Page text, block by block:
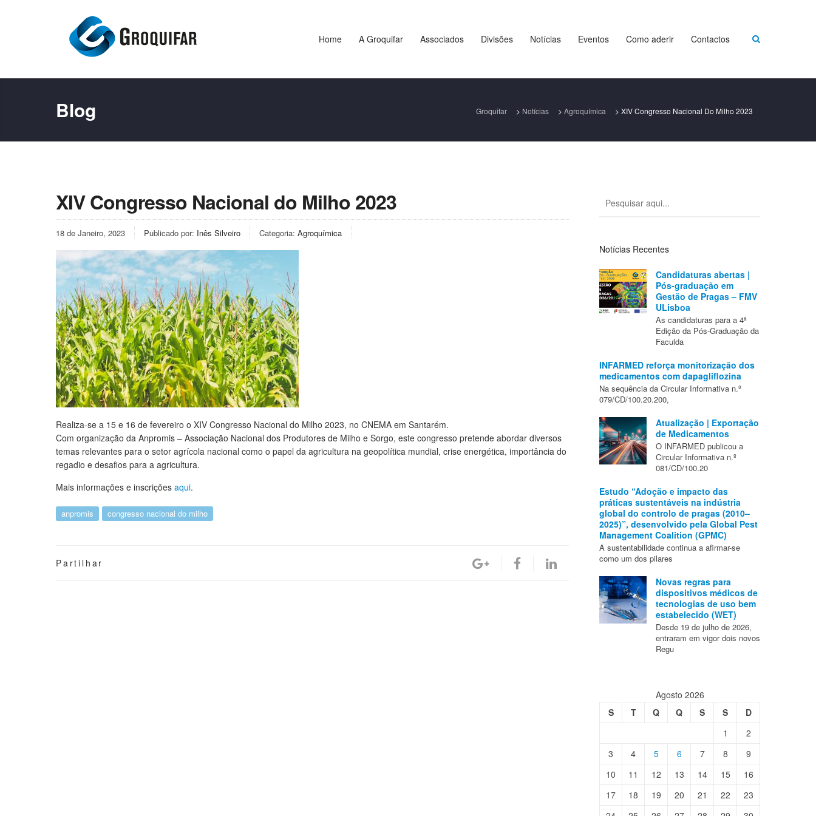
Home A Groquifar Associados Divisões Notícias Eventos Como aderir Contactos
Blog Groquifar > Notícias > Agroquímica > XIV Congresso Nacional Do Milho 2023
XIV Congresso Nacional do Milho 2023
18 de Janeiro, 2023 Publicado por: Inês Silveiro Categoria: Agroquímica
Realiza-se a 15 e 16 de fevereiro o XIV Congresso Nacional do Milho 2023, no CNEMA em Santarém.
Com organização da Anpromis – Associação Nacional dos Produtores de Milho e Sorgo, este congresso pretende abordar diversos
temas relevantes para o setor agrícola nacional como o papel da agricultura na geopolítica mundial, crise energética, importância do
regadio e desafios para a agricultura.
Mais informações e inscrições aqui.
anpromis congresso nacional do milho
Partilhar
Notícias Recentes
Candidaturas abertas |
Pós-graduação em
Gestão de Pragas – FMV
ULisboa
As candidaturas para a 4ª
Edição da Pós-Graduação da
Faculda
INFARMED reforça monitorização dos
medicamentos com dapagliflozina
Na sequência da Circular Informativa n.º
079/CD/100.20.200,
Atualização | Exportação
de Medicamentos
O INFARMED publicou a
Circular Informativa n.º
081/CD/100.20
Estudo “Adoção e impacto das
práticas sustentáveis na indústria
global do controlo de pragas (2010–
2025)”, desenvolvido pela Global Pest
Management Coalition (GPMC)
A sustentabilidade continua a afirmar-se
como um dos pilares
Novas regras para
dispositivos médicos de
tecnologias de uso bem
estabelecido (WET)
Desde 19 de julho de 2026,
entraram em vigor dois novos
Regu
Agosto 2026
S
T Q Q S S
D
1
2
3
4 5 6 7 8
9
10
11 12 13 14 15
16
17
18 19 20 21 22
23